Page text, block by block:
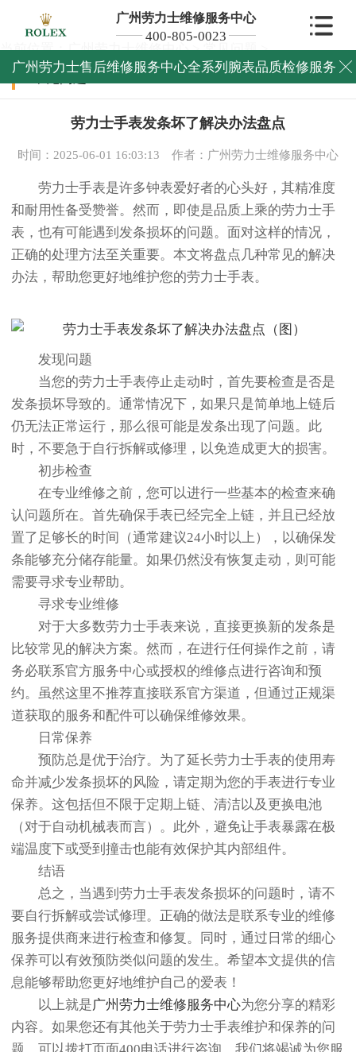
广州劳力士维修服务中心
400-805-0023
广州劳力士售后维修服务中心全系列腕表品质检修服务 
当前位置：广州劳力士维修中心>常见问题>
常见问题
劳力士手表发条坏了解决办法盘点
时间：2025-06-01 16:03:13 作者：广州劳力士维修服务中心
劳力士手表是许多钟表爱好者的心头好，其精准度
和耐用性备受赞誉。然而，即使是品质上乘的劳力士手
表，也有可能遇到发条损坏的问题。面对这样的情况，
正确的处理方法至关重要。本文将盘点几种常见的解决
办法，帮助您更好地维护您的劳力士手表。
发现问题
当您的劳力士手表停止走动时，首先要检查是否是
发条损坏导致的。通常情况下，如果只是简单地上链后
仍无法正常运行，那么很可能是发条出现了问题。此
时，不要急于自行拆解或修理，以免造成更大的损害。
初步检查
在专业维修之前，您可以进行一些基本的检查来确
认问题所在。首先确保手表已经完全上链，并且已经放
置了足够长的时间（通常建议24小时以上），以确保发
条能够充分储存能量。如果仍然没有恢复走动，则可能
需要寻求专业帮助。
寻求专业维修
对于大多数劳力士手表来说，直接更换新的发条是
比较常见的解决方案。然而，在进行任何操作之前，请
务必联系官方服务中心或授权的维修点进行咨询和预
约。虽然这里不推荐直接联系官方渠道，但通过正规渠
道获取的服务和配件可以确保维修效果。
日常保养
预防总是优于治疗。为了延长劳力士手表的使用寿
命并减少发条损坏的风险，请定期为您的手表进行专业
保养。这包括但不限于定期上链、清洁以及更换电池
（对于自动机械表而言）。此外，避免让手表暴露在极
端温度下或受到撞击也能有效保护其内部组件。
结语
总之，当遇到劳力士手表发条损坏的问题时，请不
要自行拆解或尝试修理。正确的做法是联系专业的维修
服务提供商来进行检查和修复。同时，通过日常的细心
保养可以有效预防类似问题的发生。希望本文提供的信
息能够帮助您更好地维护自己的爱表！
以上就是广州劳力士维修服务中心为您分享的精彩
内容。如果您还有其他关于劳力士手表维护和保养的问